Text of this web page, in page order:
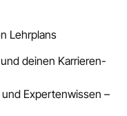
Lehrplans
deinen Karrieren-
Expertenwissen –